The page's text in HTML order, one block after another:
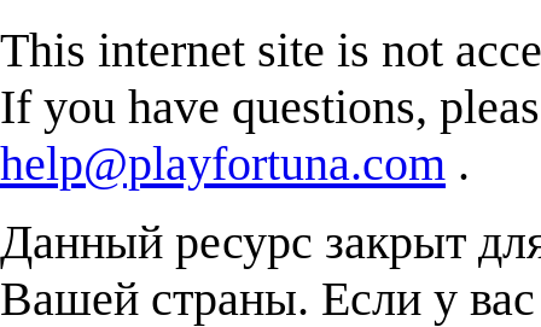
This internet site is not
If you have questions,
help@playfortuna.com .
Данный ресурс закрыт
Вашей страны. Если у